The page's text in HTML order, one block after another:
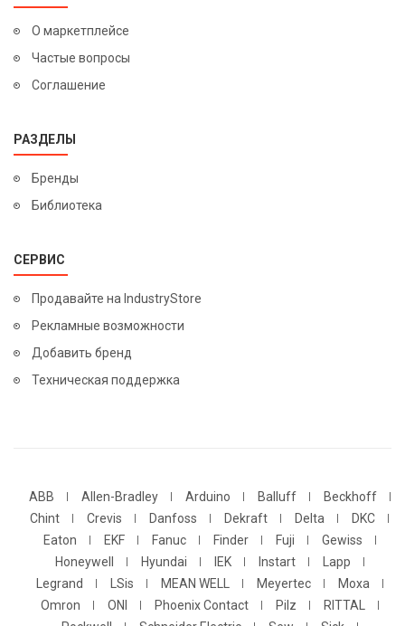
О маркетплейсе
Частые вопросы
Соглашение
РАЗДЕЛЫ
Бренды
Библиотека
СЕРВИС
Продавайте на IndustryStore
Рекламные возможности
Добавить бренд
Техническая поддержка
ABB Allen-Bradley Arduino Balluff
Beckhoff
Chint
Crevis Danfoss Dekraft Delta
DKC
Eaton
EKF Fanuc Finder Fuji
Gewiss
Honeywell
Hyundai IEK Instart
Lapp
Legrand
LSis MEAN WELL Meyertec
Moxa
Omron
ONI Phoenix Contact Pilz
RITTAL